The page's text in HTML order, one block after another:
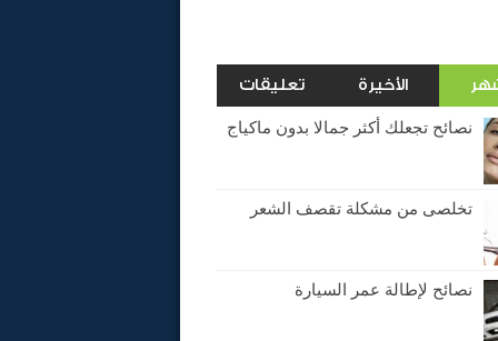
الأخيرة تعليقات
نصائح تجعلك أكثر جمالا بدون ماكياج
تخلصى من مشكلة تقصف الشعر
نصائح لإطالة عمر السيارة